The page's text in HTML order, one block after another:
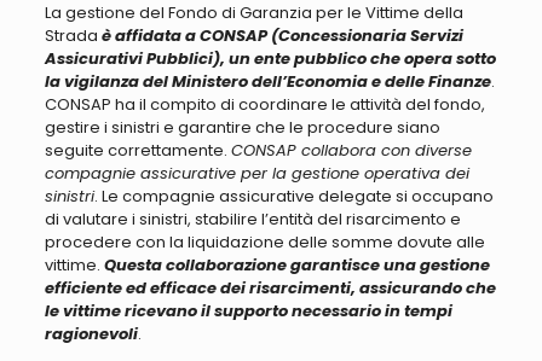
La gestione del Fondo di Garanzia per le Vittime della
Strada è affidata a CONSAP (Concessionaria Servizi
Assicurativi Pubblici), un ente pubblico che opera sotto
la vigilanza del Ministero dell’Economia e delle Finanze.
CONSAP ha il compito di coordinare le attività del fondo,
gestire i sinistri e garantire che le procedure siano
seguite correttamente. CONSAP collabora con diverse
compagnie assicurative per la gestione operativa dei
sinistri. Le compagnie assicurative delegate si occupano
di valutare i sinistri, stabilire l’entità del risarcimento e
procedere con la liquidazione delle somme dovute alle
vittime. Questa collaborazione garantisce una gestione
efficiente ed efficace dei risarcimenti, assicurando che
le vittime ricevano il supporto necessario in tempi
ragionevoli.